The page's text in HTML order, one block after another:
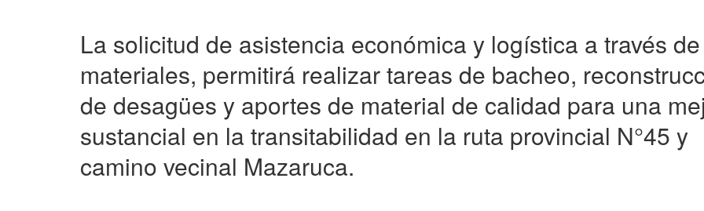
La solicitud de asistencia económica y logística a través de
materiales, permitirá realizar tareas de bacheo,
de desagües y aportes de material de calidad para una
sustancial en la transitabilidad en la ruta provincial N°45 y
camino vecinal Mazaruca.